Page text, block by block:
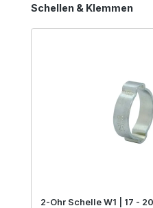
Produktgalerie überspringen
Schellen & Klemmen
2-Ohr Schelle W1 | 17 -